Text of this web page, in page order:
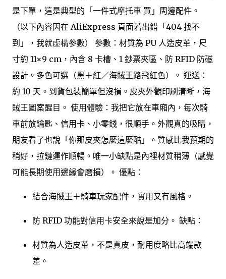
是下單，這是典型的「一件式摩托車 買」周邊配件。
（以下內容因在 AliExpress 頁面若出錯「404 找不
到」，我就虛構參數） 參數：材質為 PU 人造皮革，尺
寸約 11×9 cm，內含 8 卡槽、1 鈔票夾區、防 RFID 防磁
設計。多色可選（黑＋紅／海賊王路飛紅色）。 運送：
約 10 天。到貨包裝簡單但沒損。皮夾外觀印刷清晰，海
賊王圖案醒目。 使用體驗：我把它放在車廂內，每次騎
車前放鑰匙、信用卡、小零錢，很順手。外觀真的吸睛，
朋友看了也說「你那皮夾怎麼這麼酷」。質感比我預期的
稍好，拉鏈運作順暢。唯一小缺點是內裡材質稍薄（感覺
可能長期使用邊緣會磨損）。 優點：
結合海賊王＋騎車玩家配件，實用又有風格。
防 RFID 功能對信用卡安全來說是加分。 缺點：
材質為人造皮革，不是真皮，耐用度略比高端款
差。